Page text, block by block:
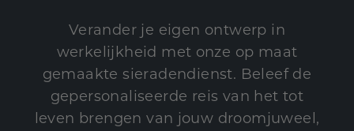
Verander je eigen ontwerp in
werkelijkheid met onze op maat
gemaakte sieradendienst. Beleef de
gepersonaliseerde reis van het tot
leven brengen van jouw droomjuweel,